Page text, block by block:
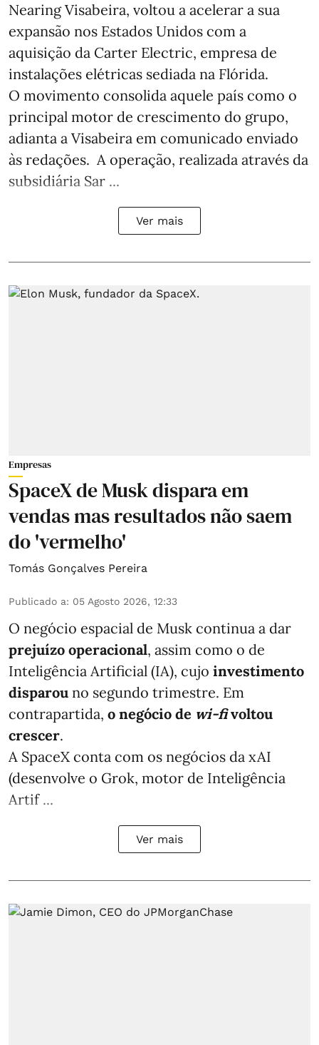
Nearing Visabeira, voltou a acelerar a sua
expansão nos Estados Unidos com a
aquisição da Carter Electric, empresa de
instalações elétricas sediada na Flórida.
O movimento consolida aquele país como o
principal motor de crescimento do grupo,
adianta a Visabeira em comunicado enviado
às redações. A operação, realizada através da
subsidiária Sar ...
Ver mais
Empresas
SpaceX de Musk dispara em
vendas mas resultados não saem
do 'vermelho'
Tomás Gonçalves Pereira
Publicado a: 05 Agosto 2026, 12:33
O negócio espacial de Musk continua a dar
prejuízo operacional, assim como o de
Inteligência Artificial (IA), cujo investimento
disparou no segundo trimestre. Em
contrapartida, o negócio de wi-fivoltou
crescer.
A SpaceX conta com os negócios da xAI
(desenvolve o Grok, motor de Inteligência
Artif ...
Ver mais